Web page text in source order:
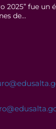
2025” fue un
de…